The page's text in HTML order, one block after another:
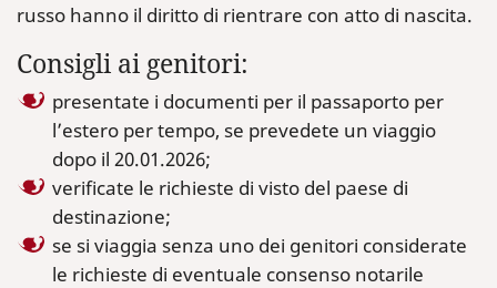
russo hanno il diritto di rientrare con atto di nascita.
Consigli ai genitori:
presentate i documenti per il passaporto per
l’estero per tempo, se prevedete un viaggio
dopo il 20.01.2026;
verificate le richieste di visto del paese di
destinazione;
se si viaggia senza uno dei genitori considerate
le richieste di eventuale consenso notarile